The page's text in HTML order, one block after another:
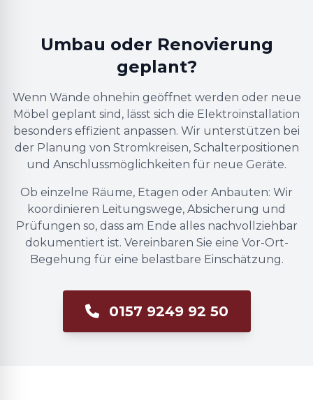
Umbau oder Renovierung
geplant?
Wenn Wände ohnehin geöffnet werden oder neue
Möbel geplant sind, lässt sich die Elektroinstallation
besonders effizient anpassen. Wir unterstützen bei
der Planung von Stromkreisen, Schalterpositionen
und Anschlussmöglichkeiten für neue Geräte.
Ob einzelne Räume, Etagen oder Anbauten: Wir
koordinieren Leitungswege, Absicherung und
Prüfungen so, dass am Ende alles nachvollziehbar
dokumentiert ist. Vereinbaren Sie eine Vor-Ort-
Begehung für eine belastbare Einschätzung.
0157 9249 92 50